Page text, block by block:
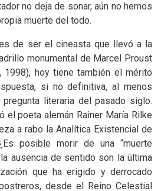
no deja de sonar, aún no hemos
muerte del todo.
de ser el cineasta que llevó a la
monumental de Marcel Proust
1998), hoy tiene también el mérito
si no definitiva, al menos
pregunta literaria del pasado siglo.
el poeta alemán Rainer María Rilke
a rabo la Analítica Existencial de
posible morir de una “muerte
ausencia de sentido son la última
que ha erigido y derrocado
desde el Reino Celestial